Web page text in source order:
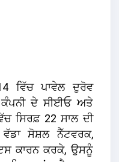
ਵਿੱਚ ਪਾਵੇਲ ਦੁਰੋਵ
ਦੇ ਸੀਈਓ ਅਤੇ
ਸਿਰਫ਼ 22 ਸਾਲ ਦੀ
ਸੋਸ਼ਲ ਨੈੱਟਵਰਕ,
ਕਾਰਨ ਕਰਕੇ, ਉਸਨੂੰ